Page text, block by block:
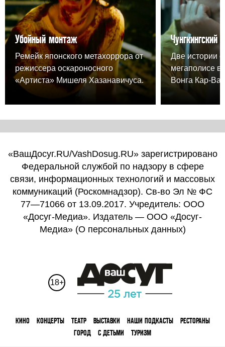
Убойный монтаж
Ремейк японского метахоррора от
режиссера оскароносного
«Артиста» Мишеля Хазанавичуса.
Чунгкингский
Две истории
мегаполисе в
Вонга Кар-
«ВашДосуг.RU/VashDosug.RU» зарегистрировано
Федеральной службой по надзору в сфере
связи, информационных технологий и массовых
коммуникаций (Роскомнадзор). Св-во Эл № ФС
77—71066 от 13.09.2017. Учредитель: ООО
«Досуг-Медиа». Издатель — ООО «Досуг-
Медиа» (О персональных данных)
18+
КИНО КОНЦЕРТЫ ТЕАТР ВЫСТАВКИ НАШИ ПОДКАСТЫ
РЕСТОРАНЫ
ГОРОД
С ДЕТЬМИ ТУРИЗМ